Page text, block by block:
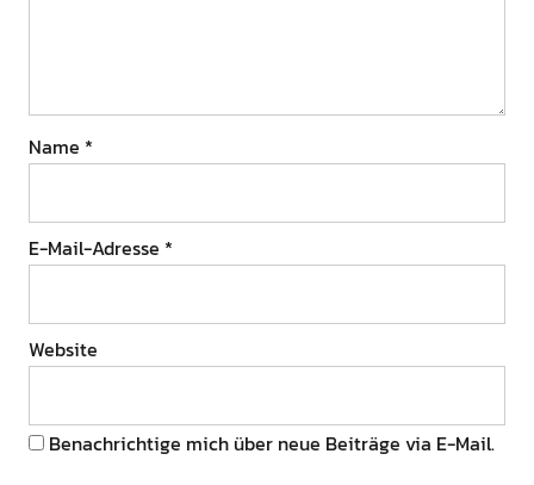
Name *
E-Mail-Adresse *
Website
Benachrichtige mich über neue Beiträge via E-Mail.